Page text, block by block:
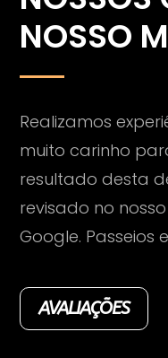
NOSSO
Realizamos
muito carinho
resultado desta
revisado no
Google. Passeios
AVALIAÇÕES